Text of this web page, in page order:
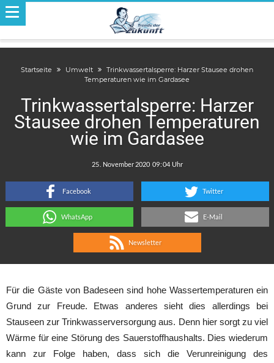
Startseite Umwelt
Trinkwassertalsperre: Harzer Stausee drohen
Temperaturen wie im Gardasee
Trinkwassertalsperre: Harzer
Stausee drohen Temperaturen
wie im Gardasee
:
Facebook Twitter
WhatsApp E-Mail
Newsletter
Für die Gäste von Badeseen sind hohe Wassertemperaturen ein
Grund zur Freude. Etwas anderes sieht dies allerdings bei
Stauseen zur Trinkwasserversorgung aus. Denn hier sorgt zu viel
Wärme für eine Störung des Sauerstoffhaushalts. Dies wiederum
kann zur Folge haben, dass sich die Verunreinigung des